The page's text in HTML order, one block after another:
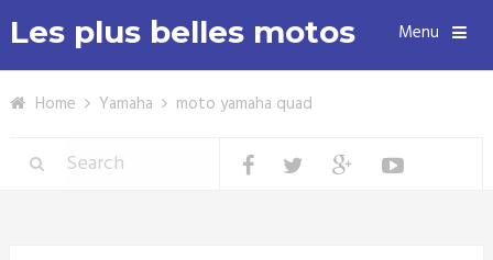
Les plus belles motos Menu
Home Yamaha moto yamaha quad